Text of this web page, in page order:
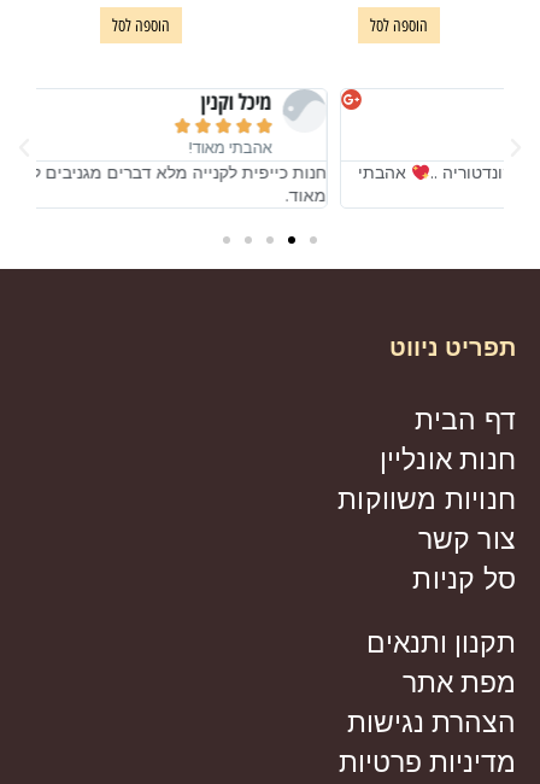
הוספה לסל הוספה לסל
חנות כייפית לקנייה מלא דברים מגניבים לקונדטוריה ..
אהבתי
תפריט ניווט
דף הבית
חנות אונליין
חנויות משווקות
צור קשר
סל קניות
תקנון ותנאים
מפת אתר
הצהרת נגישות
מדיניות פרטיות